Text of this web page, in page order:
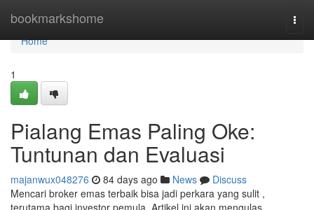
bookmarkshome
Home
Home
1
Pialang Emas Paling Oke:
Tuntunan dan Evaluasi
majanwux048276 84 days ago News
Discuss
Mencari broker emas terbaik bisa jadi perkara yang sulit ,
terutama bagi investor pemula. Artikel ini akan mengulas